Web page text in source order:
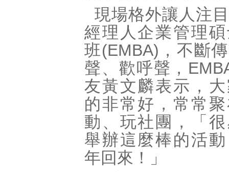
現場格外讓人注
經理人企業管理
班(EMBA)，不斷
聲、歡呼聲，
友黃文麟表示，
的非常好，常常
動、玩社團，「
舉辦這麼棒的活
年回來！」